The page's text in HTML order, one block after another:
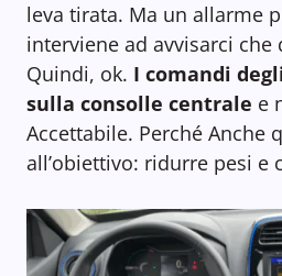
leva tirata. Ma un allarme
interviene ad avvisarci che
Quindi, ok. I comandi
sulla consolle centrale e
Accettabile. Perché Anche
all’obiettivo: ridurre pesi e